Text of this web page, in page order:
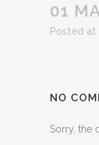
01
Posted at
NO
Sorry, the